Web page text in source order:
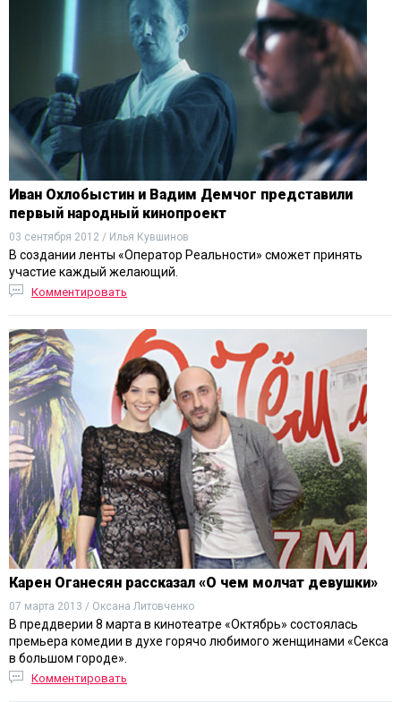
Иван Охлобыстин и Вадим Демчог представили
первый народный кинопроект
03 сентября 2012 / Илья Кувшинов
В создании ленты «Оператор Реальности» сможет принять
участие каждый желающий.
Комментировать
Карен Оганесян рассказал «О чем молчат девушки»
07 марта 2013 / Оксана Литовченко
В преддверии 8 марта в кинотеатре «Октябрь» состоялась
премьера комедии в духе горячо любимого женщинами «Секса
в большом городе».
Комментировать